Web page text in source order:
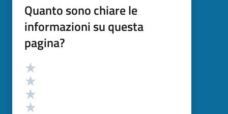
Quanto sono chiare le
informazioni su questa
pagina?
Valutazione